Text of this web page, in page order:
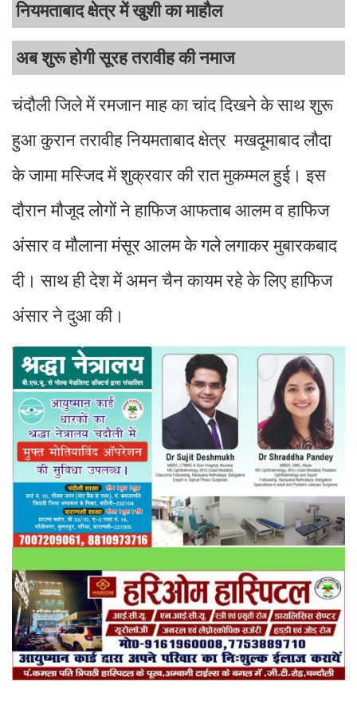
नियमताबाद क्षेत्र में खुशी का माहौल
अब शुरू होगी सूरह तरावीह की नमाज
चंदौली जिले में रमजान माह का चांद दिखने के साथ शुरू
हुआ कुरान तरावीह नियमताबाद क्षेत्र मखदूमाबाद लौदा
के जामा मस्जिद में शुक्रवार की रात मुकम्मल हुई। इस
दौरान मौजूद लोगों ने हाफिज आफताब आलम व हाफिज
अंसार व मौलाना मंसूर आलम के गले लगाकर मुबारकबाद
दी। साथ ही देश में अमन चैन कायम रहे के लिए हाफिज
अंसार ने दुआ की।